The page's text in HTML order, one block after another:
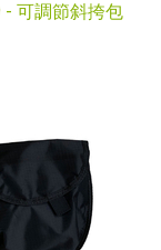
- 可調節斜挎包